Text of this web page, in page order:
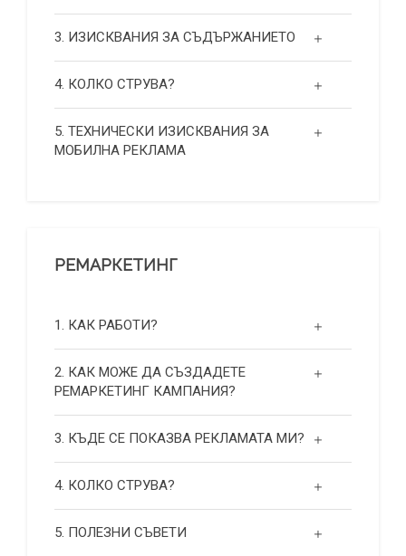
3. ИЗИСКВАНИЯ ЗА СЪДЪРЖАНИЕТО
4. КОЛКО СТРУВА?
5. ТЕХНИЧЕСКИ ИЗИСКВАНИЯ ЗА
МОБИЛНА РЕКЛАМА
РЕМАРКЕТИНГ
1. КАК РАБОТИ?
2. КАК МОЖЕ ДА СЪЗДАДЕТЕ
РЕМАРКЕТИНГ КАМПАНИЯ?
3. КЪДЕ СЕ ПОКАЗВА РЕКЛАМАТА МИ?
4. КОЛКО СТРУВА?
5. ПОЛЕЗНИ СЪВЕТИ